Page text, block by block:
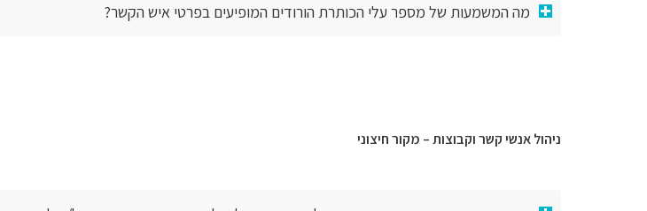
מה המשמעות של מספר עלי הכותרת הורודים המופיעים בפרטי איש הקשר?
ניהול אנשי קשר וקבוצות – מקור חיצוני